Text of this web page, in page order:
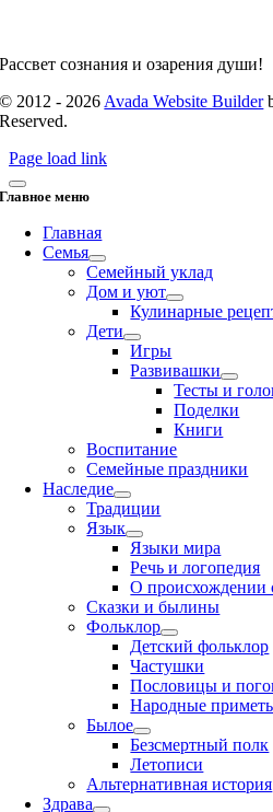
Рассвет сознания и озарения души!
© 2012 - 2026 Avada Website Builder
Reserved.
Page load link
Главное меню
Главная
Семья
Семейный уклад
Дом и уют
Кулинарные
Дети
Игры
Развивашки
Тесты и
Поделки
Книги
Воспитание
Семейные праздники
Наследие
Традиции
Язык
Языки мира
Речь и логопедия
О происхождении
Сказки и былины
Фольклор
Детский фольклор
Частушки
Пословицы и
Народные
Былое
Безсмертный полк
Летописи
Альтернативная история
Здрава